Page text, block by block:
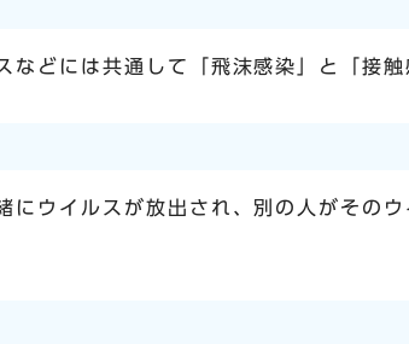
などには共通して「飛沫感染」と「接
にウイルスが放出され、別の人がその